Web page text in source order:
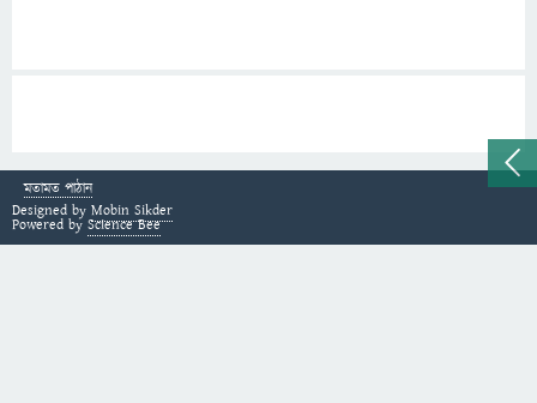
মতামত পাঠান
Designed by Mobin Sikder
Powered by Science Bee